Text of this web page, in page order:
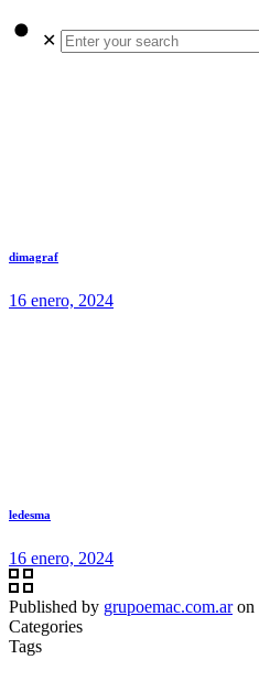
✕
dimagraf
16 enero, 2024
ledesma
16 enero, 2024
Published by grupoemac.com.ar on
Categories
Tags